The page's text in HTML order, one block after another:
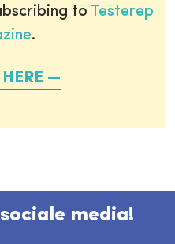
to Testerep
.
media!